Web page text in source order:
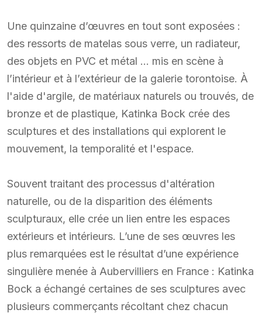
Une quinzaine d’œuvres en tout sont exposées :
des ressorts de matelas sous verre, un radiateur,
des objets en PVC et métal … mis en scène à
l’intérieur et à l’extérieur de la galerie torontoise. À
l'aide d'argile, de matériaux naturels ou trouvés, de
bronze et de plastique, Katinka Bock crée des
sculptures et des installations qui explorent le
mouvement, la temporalité et l'espace.
Souvent traitant des processus d'altération
naturelle, ou de la disparition des éléments
sculpturaux, elle crée un lien entre les espaces
extérieurs et intérieurs. L’une de ses œuvres les
plus remarquées est le résultat d’une expérience
singulière menée à Aubervilliers en France : Katinka
Bock a échangé certaines de ses sculptures avec
plusieurs commerçants récoltant chez chacun